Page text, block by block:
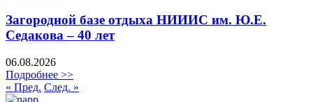
Загородной базе отдыха НИИИС им. Ю.Е.
Седакова – 40 лет
06.08.2026
Подробнее >>
« Пред. След. »